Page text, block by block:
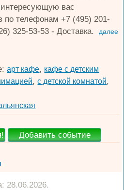
вас
телефонам +7 (495) 201-
325-53-53 - Доставка.
далее
арт кафе, кафе с детским
,с детской комнатой,
28.06.2026.